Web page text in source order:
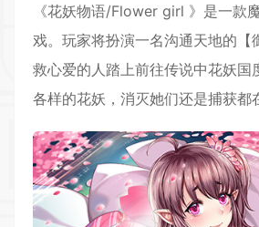
《花妖物语/Flower girl 》是一款
戏。玩家将扮演一名沟通天地的【
救心爱的人踏上前往传说中花妖国
各样的花妖，消灭她们还是捕获都